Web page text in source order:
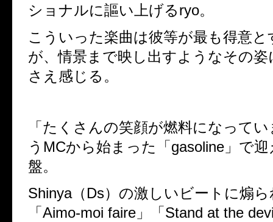
ショナルに謳い上げるryo。
こういった楽曲は彼等が最も得意と
が、情景まで映し出すようなその
さえ感じる。
「たくさんの笑顔が燃料になって
うMCから始まった「gasoline」で
盤。
Shinya（Ds）の激しいビートに煽
「Aimo-moi faire」「Stand at the